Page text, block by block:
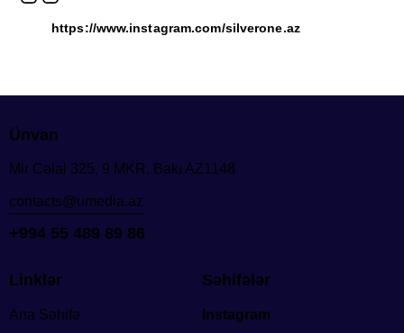
https://www.instagram.com/silverone.az
Ünvan
Mir Cəlal 325, 9 MKR, Bakı AZ1148
contacts@umedia.az
+994 55 489 89 86
Linklər
Ana Səhifə
Səhifələr
Instagram